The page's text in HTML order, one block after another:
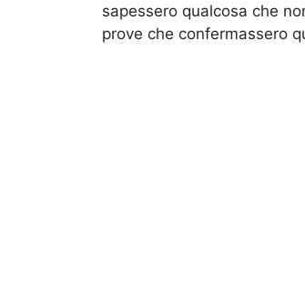
sapessero qualcosa che
prove che confermassero